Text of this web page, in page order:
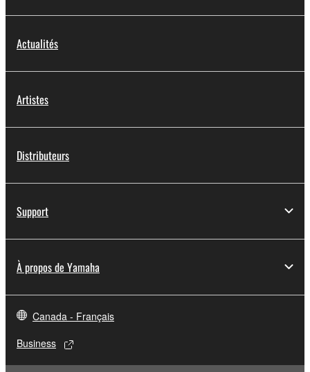
Actualités
Artistes
Distributeurs
Support
À propos de Yamaha
Canada - Français
Business